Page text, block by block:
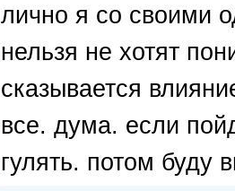
лично я со своими
нельзя не хотят
сказывается
все. дума. если
гулять. потом буду